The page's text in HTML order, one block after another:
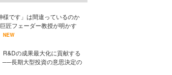
様です」は間違っているのか
匠フェーダー教授が明かす
NEW
R&Dの成果最大化に貢献する
──長期大型投資の意思決定の